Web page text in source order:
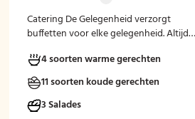
Catering De Gelegenheid verzorgt
buffetten voor elke gelegenheid. Altijd
moment.
4 soorten warme gerechten
11 soorten koude gerechten
3 Salades